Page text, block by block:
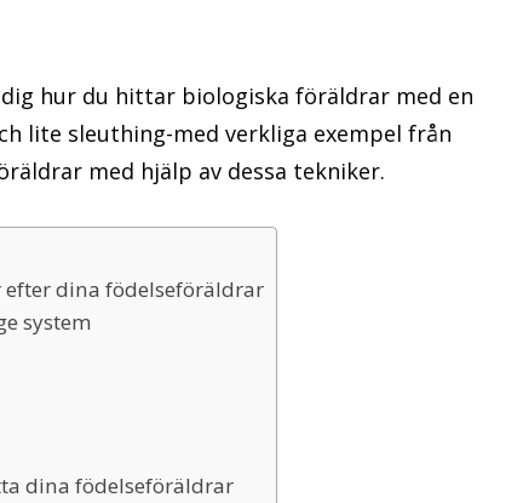
hur du hittar biologiska föräldrar med en
lite sleuthing-med verkliga exempel från
med hjälp av dessa tekniker.
dina födelseföräldrar
system
dina födelseföräldrar